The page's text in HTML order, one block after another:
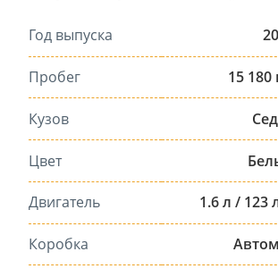
Год выпуска
Пробег 15 180
Кузов
Цвет
Двигатель 1.6 л / 123
Коробка